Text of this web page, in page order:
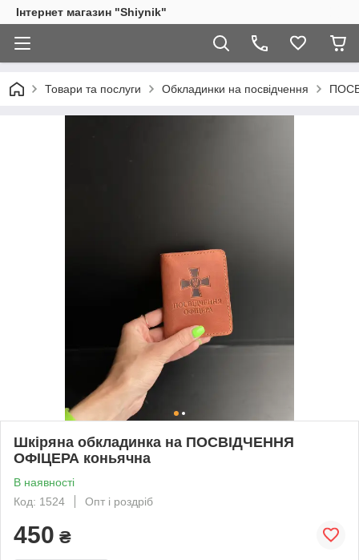
Інтернет магазин "Shiynik"
Товари та послуги Обкладинки на посвідчення
Шкіряна обкладинка на ПОСВІДЧЕННЯ
ОФІЦЕРА коньячна
В наявності
Код: 1524
Опт і роздріб
450 ₴